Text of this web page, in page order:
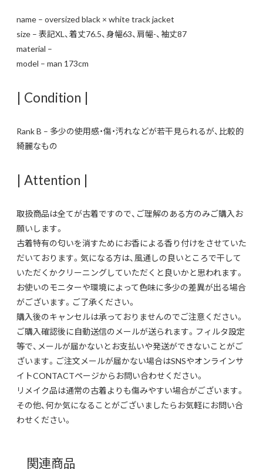
name – oversized black × white track jacket
size – 表記XL、着丈76.5、身幅63、肩幅-、袖丈87
material –
model – man 173cm
| Condition |
Rank B – 多少の使用感・傷・汚れなどが若干見られるが、比較的
綺麗なもの
| Attention |
取扱商品は全てが古着ですので、ご理解のある方のみご購入お
願いします。
古着特有の匂いを消すためにお香による香り付けをさせていた
だいております。気になる方は、風通しの良いところで干して
いただくかクリーニングしていただくと良いかと思われます。
お使いのモニターや環境によって色味に多少の差異が出る場合
がございます。ご了承ください。
購入後のキャンセルは承っておりませんのでご注意ください。
ご購入確認後に自動送信のメールが送られます。フィルタ設定
等で、メールが届かないとお支払いや発送ができないことがご
ざいます。ご注文メールが届かない場合はSNSやオンラインサ
イトCONTACTページからお問い合わせください。
リメイク品は通常の古着よりも傷みやすい場合がございます。
その他、何か気になることがございましたらお気軽にお問い合
わせください。
関連商品